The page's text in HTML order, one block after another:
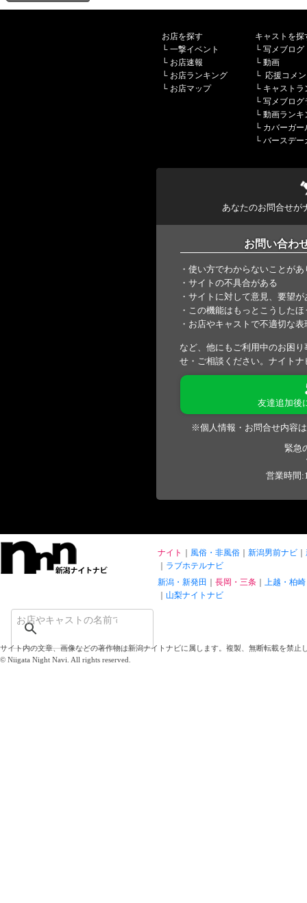
お店を探す
└ 一撃イベント
└ お店速報
└ お店ランキング
└ お店マップ
キャストを探
└ 写メブログ
└ 動画
└ 応援コメ
└ キャストラ
└ 写メブログ
└ 動画ランキ
└ カバーガー
└ バースデー
あなたのお問合せが
お問い合わ
・使い方でわからないことが
・サイトの不具合がある
・サイトに対して意見、要望が
・この機能はもっとこうした
・お店やキャストで不適切な
など、他にもご利用中のお困
せ・ご相談ください。ナイト
友達追加後
※個人情報・お問合せ内容
緊急
営業時間
ナイト 風俗・非風俗 新潟男前ナビ
ラブホテルナビ
新潟・新発田
長岡・三条
上越・柏崎
山梨ナイトナビ
サイト内の文章、画像などの著作物は新潟ナイトナビに属します。複製、無断転載を禁止
© Niigata Night Navi. All rights reserved.